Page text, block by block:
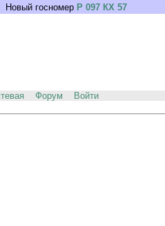
Новый госномер Р 097 КХ 57
Форум Войти